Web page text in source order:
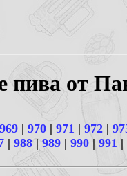
пива от
969 | 970 | 971 | 972 |
| 988| 989 | 990 | 991 |